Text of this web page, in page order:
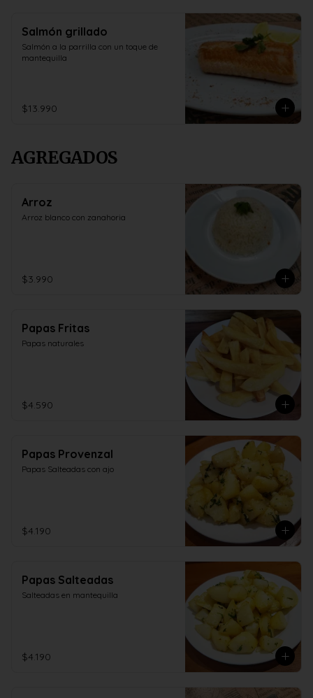
Salmón grillado
Salmón a la parrilla con un toque de
mantequilla
$13.990
AGREGADOS
Arroz
Arroz blanco con zanahoria
$3.990
Papas Fritas
Papas naturales
$4.590
Papas Provenzal
Papas Salteadas con ajo
$4.190
Papas Salteadas
Salteadas en mantequilla
$4.190